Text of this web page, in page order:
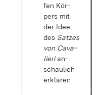
fen Kör­
pers mit
der Idee
des Sat­zes
von Ca­va­
lie­rian­
schau­lich
er­klä­ren